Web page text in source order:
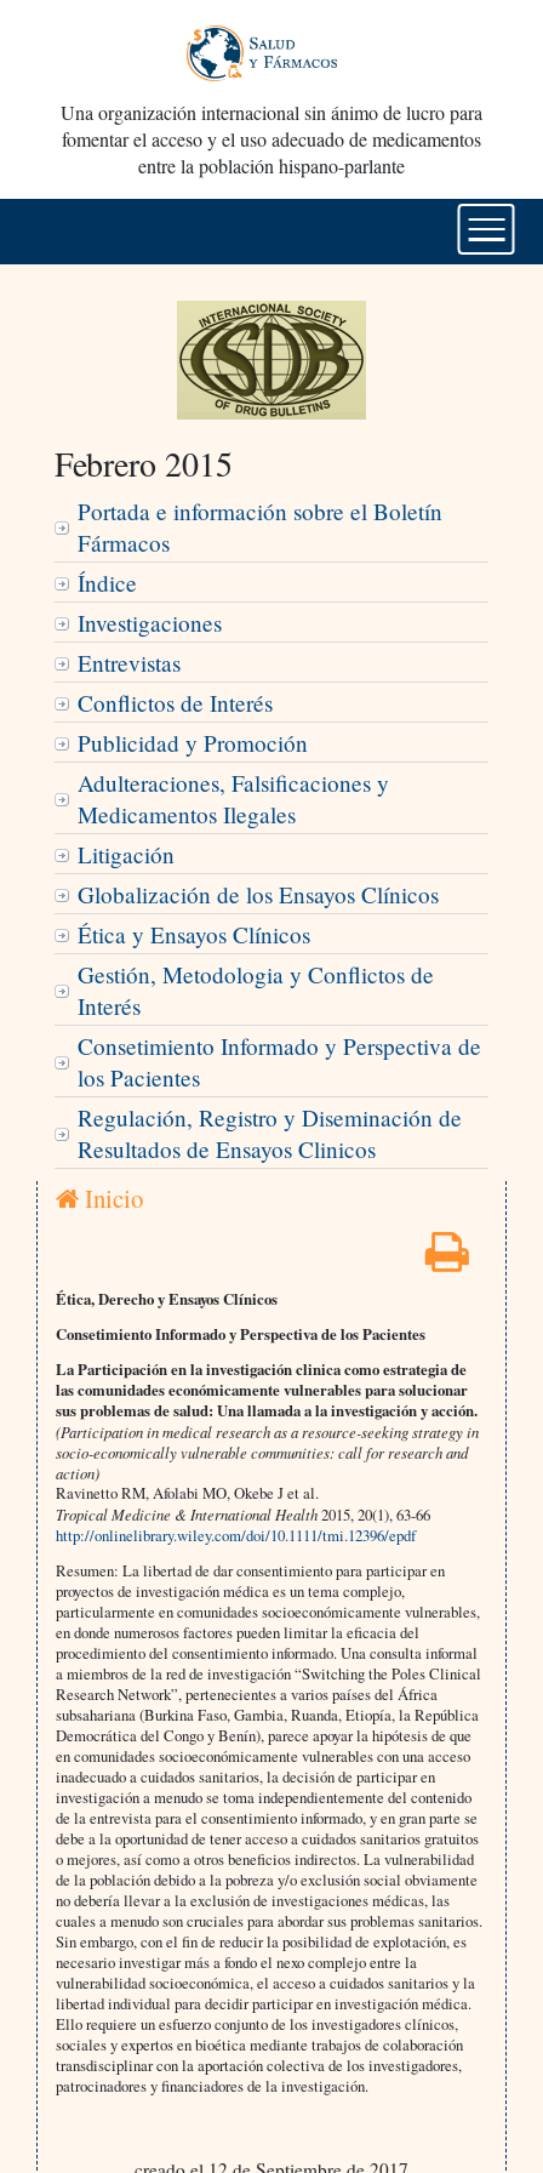
Una organización internacional sin ánimo de lucro para
fomentar el acceso y el uso adecuado de medicamentos
entre la población hispano-parlante
Febrero 2015
Portada e información sobre el Boletín
Fármacos
Índice
Investigaciones
Entrevistas
Conflictos de Interés
Publicidad y Promoción
Adulteraciones, Falsificaciones y
Medicamentos Ilegales
Litigación
Globalización de los Ensayos Clínicos
Ética y Ensayos Clínicos
Gestión, Metodologia y Conflictos de
Interés
Consetimiento Informado y Perspectiva de
los Pacientes
Regulación, Registro y Diseminación de
Resultados de Ensayos Clinicos
Inicio
Ética, Derecho y Ensayos Clínicos
Consetimiento Informado y Perspectiva de los Pacientes
La Participación en la investigación clinica como estrategia de
las comunidades económicamente vulnerables para solucionar
sus problemas de salud: Una llamada a la investigación y acción.
(Participation in medical research as a resource-seeking strategy in
socio-economically vulnerable communities: call for research and
action)
Ravinetto RM, Afolabi MO, Okebe J et al.
Tropical Medicine & International Health2015, 20(1), 63-66
http://onlinelibrary.wiley.com/doi/10.1111/tmi.12396/epdf
Resumen: La libertad de dar consentimiento para participar en
proyectos de investigación médica es un tema complejo,
particularmente en comunidades socioeconómicamente vulnerables,
en donde numerosos factores pueden limitar la eficacia del
procedimiento del consentimiento informado. Una consulta informal
a miembros de la red de investigación “Switching the Poles Clinical
Research Network”, pertenecientes a varios países del África
subsahariana (Burkina Faso, Gambia, Ruanda, Etiopía, la República
Democrática del Congo y Benín), parece apoyar la hipótesis de que
en comunidades socioeconómicamente vulnerables con una acceso
inadecuado a cuidados sanitarios, la decisión de participar en
investigación a menudo se toma independientemente del contenido
de la entrevista para el consentimiento informado, y en gran parte se
debe a la oportunidad de tener acceso a cuidados sanitarios gratuitos
o mejores, así como a otros beneficios indirectos. La vulnerabilidad
de la población debido a la pobreza y/o exclusión social obviamente
no debería llevar a la exclusión de investigaciones médicas, las
cuales a menudo son cruciales para abordar sus problemas sanitarios.
Sin embargo, con el fin de reducir la posibilidad de explotación, es
necesario investigar más a fondo el nexo complejo entre la
vulnerabilidad socioeconómica, el acceso a cuidados sanitarios y la
libertad individual para decidir participar en investigación médica.
Ello requiere un esfuerzo conjunto de los investigadores clínicos,
sociales y expertos en bioética mediante trabajos de colaboración
transdisciplinar con la aportación colectiva de los investigadores,
patrocinadores y financiadores de la investigación.